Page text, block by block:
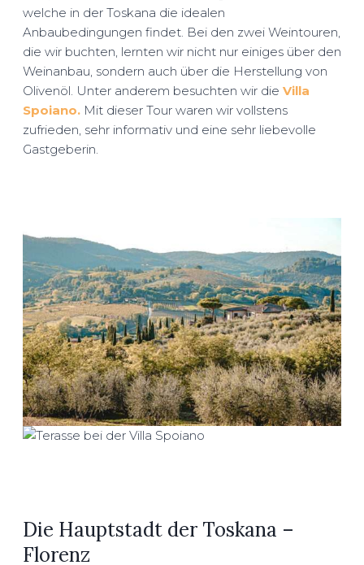
welche in der Toskana die idealen
Anbaubedingungen findet. Bei den zwei Weintouren,
die wir buchten, lernten wir nicht nur einiges über den
Weinanbau, sondern auch über die Herstellung von
Olivenöl. Unter anderem besuchten wir die Villa
Spoiano.Mit dieser Tour waren wir vollstens
zufrieden, sehr informativ und eine sehr liebevolle
Gastgeberin.
Die Hauptstadt der Toskana –
Florenz